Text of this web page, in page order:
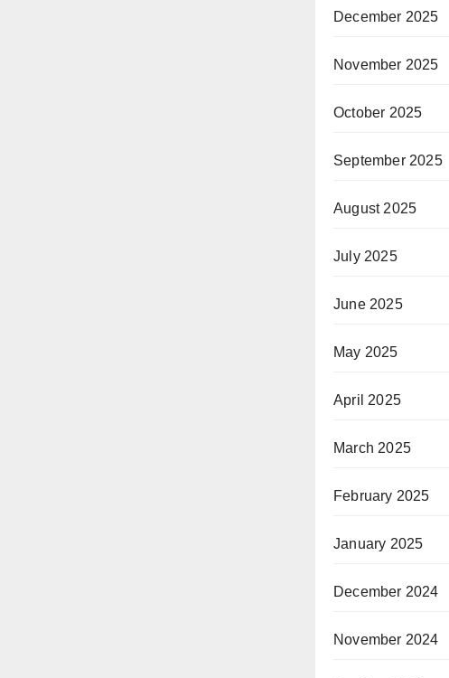
December 2025
November 2025
October 2025
September 2025
August 2025
July 2025
June 2025
May 2025
April 2025
March 2025
February 2025
January 2025
December 2024
November 2024